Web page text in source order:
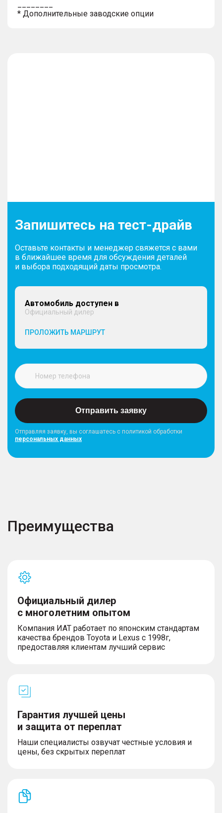
* Дополнительные заводские опции
Запишитесь на тест-драйв
Оставьте контакты и менеджер свяжется с вами
в ближайшее время для обсуждения деталей
и выбора подходящий даты просмотра.
Автомобиль доступен в
Официальный дилер
ПРОЛОЖИТЬ МАРШРУТ
Отправить заявку
Отправляя заявку, вы соглашатесь с политикой обработки
персональных данных
Преимущества
Официальный дилер
с многолетним опытом
Компания ИАТ работает по японским стандартам
качества брендов Toyota и Lexus с 1998г,
предоставляя клиентам лучший сервис
Гарантия лучшей цены
и защита от переплат
Наши специалисты озвучат честные условия и
цены, без скрытых переплат